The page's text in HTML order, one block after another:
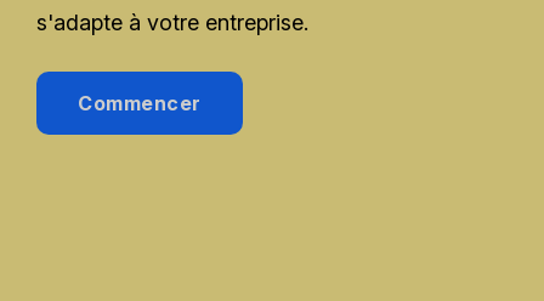
s'adapte à votre entreprise.
Commencer